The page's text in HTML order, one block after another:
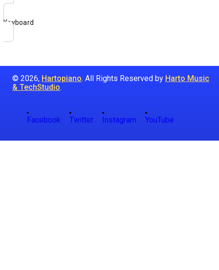
Keyboard
© 2026, Hartopiano. All Rights Reserved by Harto Music
& TechStudio.
Facebook Twitter Instagram YouTube